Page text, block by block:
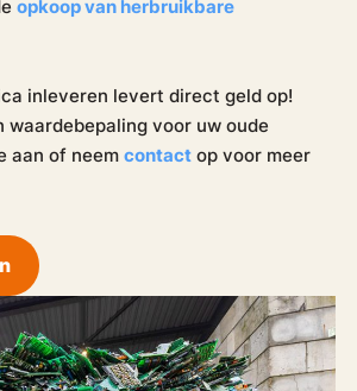
opkoop van herbruikbare
inleveren levert direct geld op!
waardebepaling voor uw oude
aan of neemcontactop voor meer